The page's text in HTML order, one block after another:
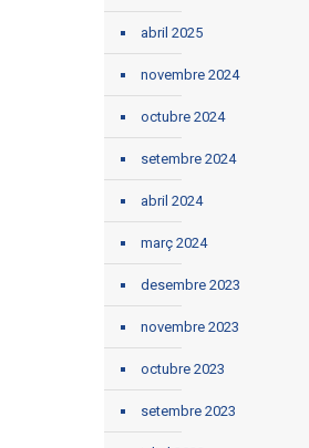
abril 2025
novembre 2024
octubre 2024
setembre 2024
abril 2024
març 2024
desembre 2023
novembre 2023
octubre 2023
setembre 2023